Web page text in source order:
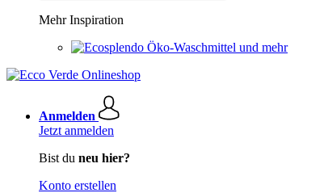
Mehr Inspiration
Öko-Waschmittel und mehr
Anmelden
Jetzt anmelden
Bist du neu hier?
Konto erstellen